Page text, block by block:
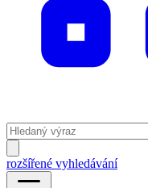
rozšířené vyhledávání